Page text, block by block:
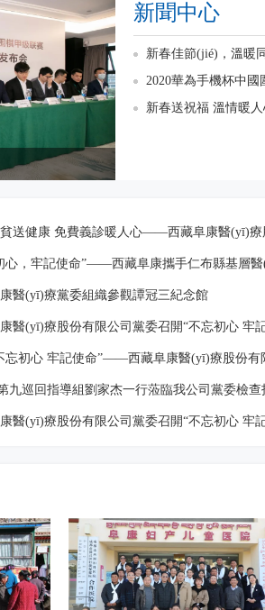
十一輪 西藏阜康
天使基金會慰問貧
新聞中心
送健康 免費義診暖人心——西藏阜康醫(yī)療
費義診活動
心，牢記使命”——西藏阜康攜手仁布縣基層
醫(yī)療黨委組織參觀譚冠三紀念館
醫(yī)療股份有限公司黨委召開“不忘初心 牢
主題教育交流研討會
忘初心 牢記使命”——西藏阜康醫(yī)療股份有
的祖國》愛國主義主題教育活動
九巡回指導組劉家杰一行蒞臨我公司黨委檢查
醫(yī)療股份有限公司黨委召開“不忘初心 牢
！西藏阜康醫(yī)院榮獲：四川大學華西醫
醫(yī)院管理團隊赴鄭大第一附屬醫(yī)院學
名黨員的X光機，要對照黨章經(jīng)?！绑w檢